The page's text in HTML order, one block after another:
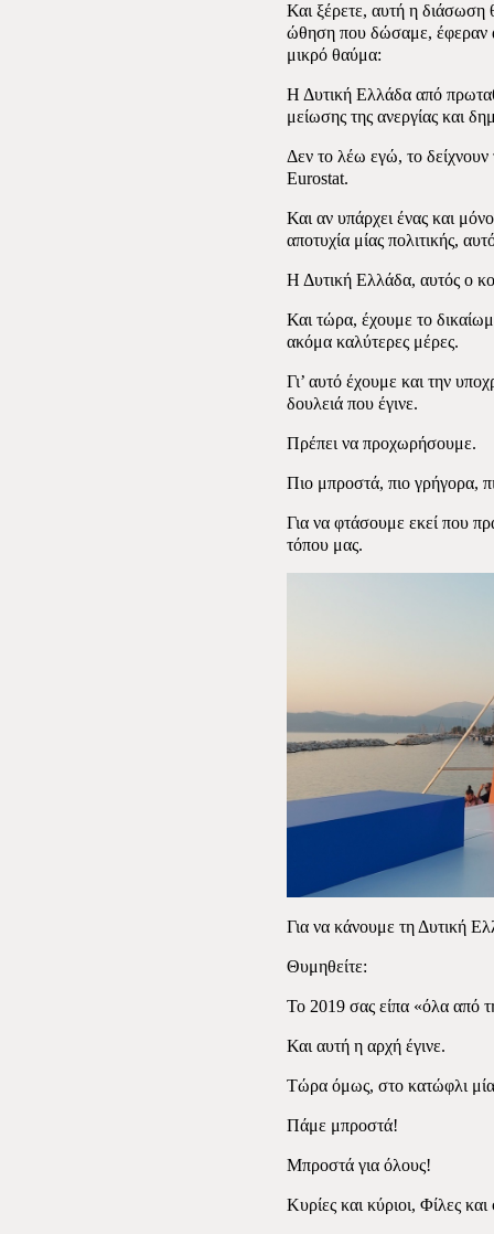
Και ξέρετε, αυτή η διάσωση
ώθηση που δώσαμε, έφεραν
μικρό θαύμα:
Η Δυτική Ελλάδα από
μείωσης της ανεργίας και
Δεν το λέω εγώ, το
Eurostat.
Και αν υπάρχει ένας και μόνο
αποτυχία μίας πολιτικής,
Η Δυτική Ελλάδα, αυτός ο
Και τώρα, έχουμε το
ακόμα καλύτερες μέρες.
Γι’ αυτό έχουμε και την
δουλειά που έγινε.
Πρέπει να προχωρήσουμε.
Πιο μπροστά, πιο γρήγορα,
Για να φτάσουμε εκεί που
τόπου μας.
Για να κάνουμε τη Δυτική
Θυμηθείτε:
Το 2019 σας είπα «όλα από
Και αυτή η αρχή έγινε.
Τώρα όμως, στο κατώφλι
Πάμε μπροστά!
Μπροστά για όλους!
Κυρίες και κύριοι, Φίλες και